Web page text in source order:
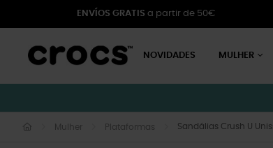
ENVÍOS GRATIS a partir de 50€
NOVIDADES MULHER
Mulher Plataformas Sandálias Crush U